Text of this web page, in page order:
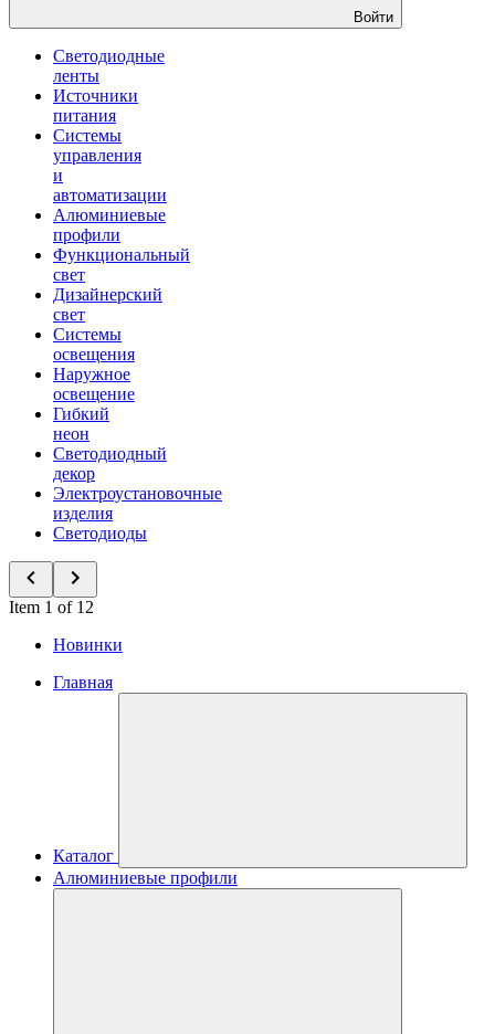
Войти
Светодиодные
ленты
Источники
питания
Системы
управления
и
автоматизации
Алюминиевые
профили
Функциональный
свет
Дизайнерский
свет
Системы
освещения
Наружное
освещение
Гибкий
неон
Светодиодный
декор
Электроустановочные
изделия
Светодиоды
Item 1 of 12
Новинки
Главная
Каталог
Алюминиевые профили